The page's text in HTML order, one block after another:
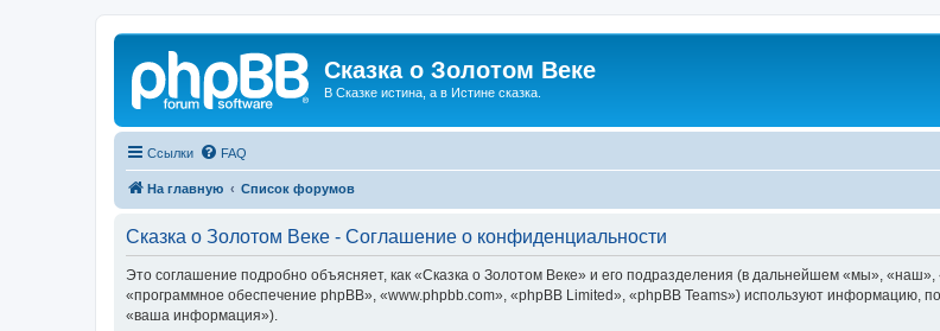
Сказка о Золотом Веке
В Сказке истина, а в Истине сказка.
Ссылки FAQ
На главную Список форумов
Сказка о Золотом Веке - Соглашение о конфиденциальности
Это соглашение подробно объясняет, как «Сказка о Золотом Веке» и его подразделения (в дальнейшем «мы»,
«программное обеспечение phpBB», «www.phpbb.com», «phpBB Limited», «phpBB Teams») используют информацию,
«ваша информация»).